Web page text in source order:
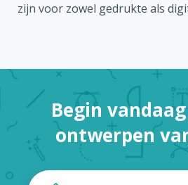
zijn voor zowel gedrukte als
Begin
ontwerpen